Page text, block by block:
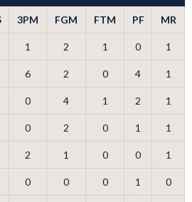
3PM FGM FTM PF MR
1 2 1 0 1
6 2 0 4 1
0 4 1 2 1
0 2 0 1 1
2 1 0 0 1
0 0 0 1 0